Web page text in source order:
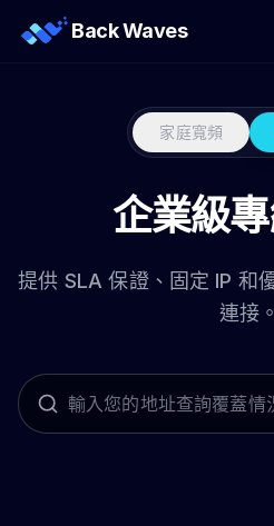
Back Waves
家庭寬頻
企業級
提供 SLA 保證、固定 IP 和
連接。